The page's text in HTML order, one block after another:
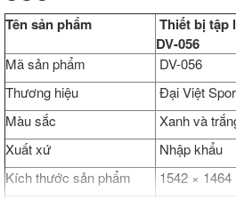
Tên sản phẩm
Thiết bị tập
DV-056
Mã sản phẩm
DV-056
Thương hiệu
Đại Việt
Màu sắc
Xanh và
Xuất xứ
Nhập khẩu
Kích thước sản phẩm
1542 ×